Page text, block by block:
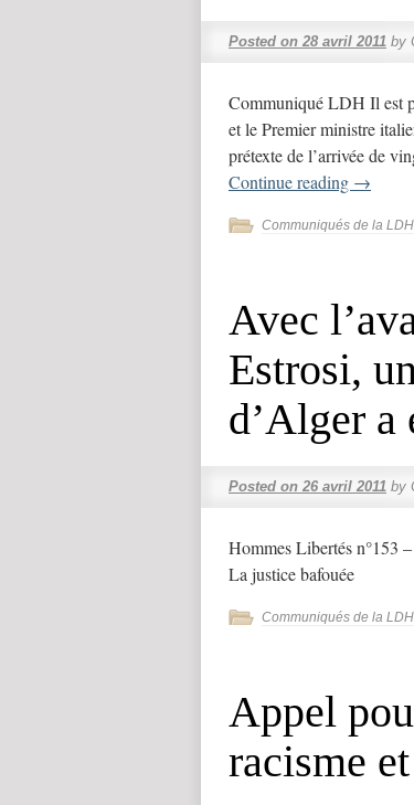
Posted on 28 avril 2011 by
Communiqué LDH Il est
et le Premier ministre
prétexte de l’arrivée de
Continue reading →
Communiqués de la LDH
Avec
Estrosi,
d’Alger a
Posted on 26 avril 2011 by
Hommes Libertés n°153
La justice bafouée
Communiqués de la LDH
Appel
racisme